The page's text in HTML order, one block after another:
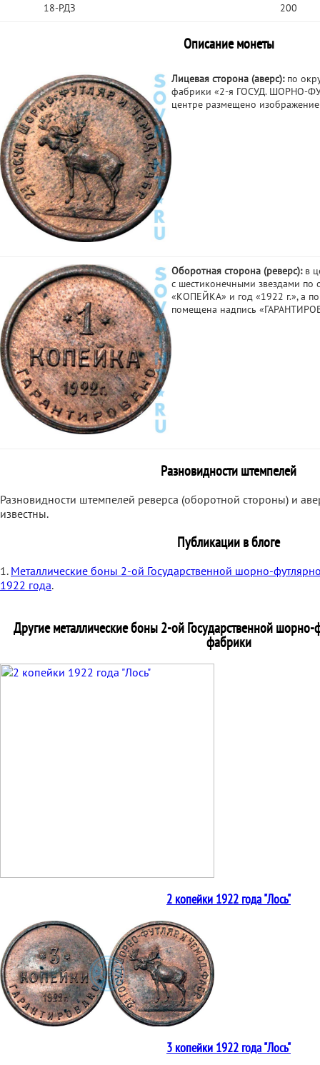
18-РДЗ 200
Описание монеты
Лицевая сторона (аверс): по
фабрики «2-я ГОСУД. ШОРНО-
центре размещено изображение
Оборотная сторона (реверс):в
с шестиконечными звездами
«КОПЕЙКА» и год «1922 г.», а
помещена надпись
Разновидности штемпелей
Разновидности штемпелей реверса (оборотной стороны) и
известны.
Публикации в блоге
1. Металлические боны 2-ой Государственной шорно-
1922 года.
Другие металлические боны 2-ой Государственной
фабрики
2 копейки 1922 года "Лось"
3 копейки 1922 года "Лось"